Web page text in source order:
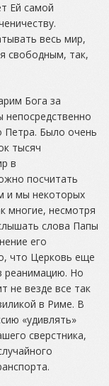
Ей самой
весь мир,
свободным, так,
Бога за
Петра. Было очень
тысяч
в
посчитать
и мы некоторых
многие, несмотря
слова Папы
его
что Церковь еще
реанимацию. Но
не везде все так
в Риме. В
«удивлять»
сверстника,